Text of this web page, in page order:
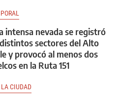
intensa nevada se registró
sectores del Alto
y provocó al menos dos
en la Ruta 151
LA CIUDAD